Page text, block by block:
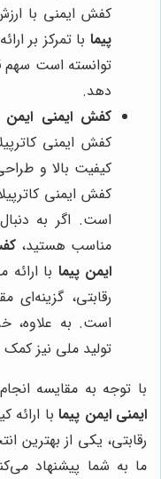
کفش ایمنی با
پیما با تمرکز بر
توانسته است سهم
دهد.
کفش ایمنی ایمن
کفش ایمنی
کیفیت بالا و
کفش ایمنی
است. اگر به
مناسب هستید،
ایمن پیما با
رقابتی، گزینه‌ای
است. به علاوه،
تولید ملی نیز
با توجه به مقایسه
ایمنی ایمن پیما با
رقابتی، یکی از بهترین
ما به شما پیشنهاد